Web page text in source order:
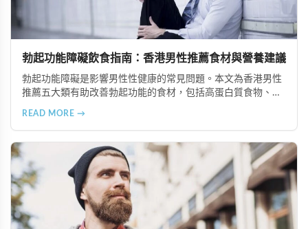
勃起功能障礙飲食指南：香港男性推薦食材與營養建議
勃起功能障礙是影響男性性健康的常見問題。本文為香港男性
推薦五大類有助改善勃起功能的食材，包括高蛋白質食物、富
READ MORE →